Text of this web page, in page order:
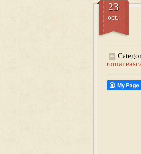
23
oct.